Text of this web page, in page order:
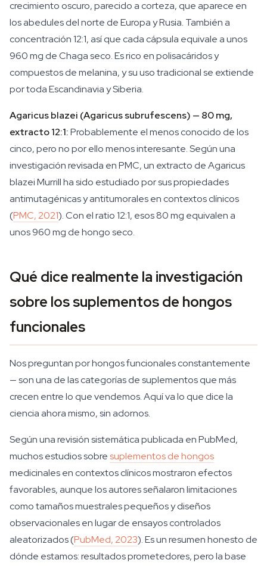
crecimiento oscuro, parecido a corteza, que aparece en
los abedules del norte de Europa y Rusia. También a
concentración 12:1, así que cada cápsula equivale a unos
960 mg de Chaga seco. Es rico en polisacáridos y
compuestos de melanina, y su uso tradicional se extiende
por toda Escandinavia y Siberia.
Agaricus blazei (Agaricus subrufescens) — 80 mg,
extracto 12:1:Probablemente el menos conocido de los
cinco, pero no por ello menos interesante. Según una
investigación revisada en PMC, un extracto de Agaricus
blazei Murrill ha sido estudiado por sus propiedades
antimutagénicas y antitumorales en contextos clínicos
(PMC, 2021). Con el ratio 12:1, esos 80 mg equivalen a
unos 960 mg de hongo seco.
Qué dice realmente la investigación
sobre los suplementos de hongos
funcionales
Nos preguntan por hongos funcionales constantemente
— son una de las categorías de suplementos que más
crecen entre lo que vendemos. Aquí va lo que dice la
ciencia ahora mismo, sin adornos.
Según una revisión sistemática publicada en PubMed,
muchos estudios sobresuplementos de hongos
medicinales en contextos clínicos mostraron efectos
favorables, aunque los autores señalaron limitaciones
como tamaños muestrales pequeños y diseños
observacionales en lugar de ensayos controlados
aleatorizados (PubMed, 2023). Es un resumen honesto de
dónde estamos: resultados prometedores, pero la base